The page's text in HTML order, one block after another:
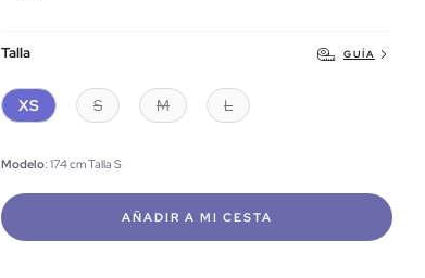
Talla GUÍA
XS S M L
Modelo: 174 cm Talla S
AÑADIR A MI CESTA